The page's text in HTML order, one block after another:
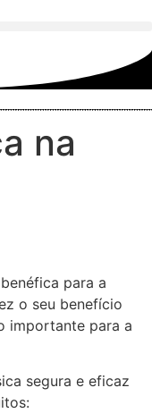
na
para a
o seu benefício
importante para a
segura e eficaz